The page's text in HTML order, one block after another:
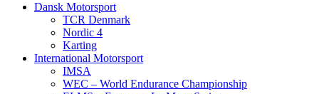
Dansk Motorsport
TCR Denmark
Nordic 4
Karting
International Motorsport
IMSA
WEC – World Endurance Championship